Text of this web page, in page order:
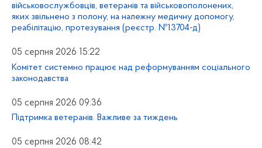
військовослужбовців, ветеранів та військовополонених,
яких звільнено з полону, на належну медичну допомогу,
реабілітацію, протезування (реєстр. №13704-д)
05 серпня 2026 15:22
Комітет системно працює над реформуванням соціального
законодавства
05 серпня 2026 09:36
Підтримка ветеранів. Важливе за тиждень
05 серпня 2026 08:42